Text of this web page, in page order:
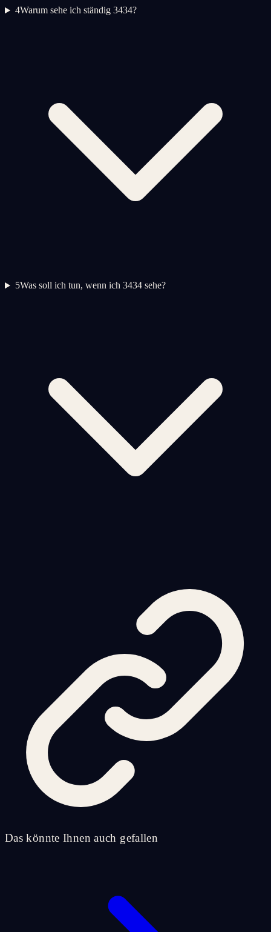
4Warum sehe ich ständig 3434?
5Was soll ich tun, wenn ich 3434 sehe?
Das könnte Ihnen auch gefallen